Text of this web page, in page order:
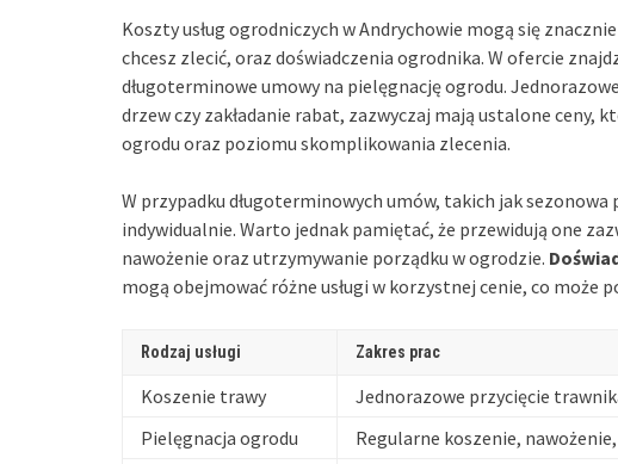
Koszty usług ogrodniczych w Andrychowie mogą się
chcesz zlecić, oraz doświadczenia ogrodnika. W ofercie
długoterminowe umowy na pielęgnację ogrodu.
drzew czy zakładanie rabat, zazwyczaj mają ustalone ceny,
ogrodu oraz poziomu skomplikowania zlecenia.
W przypadku długoterminowych umów, takich jak
indywidualnie. Warto jednak pamiętać, że przewidują one
nawożenie oraz utrzymywanie porządku w ogrodzie.
mogą obejmować różne usługi w korzystnej cenie, co może
Rodzaj usługi Zakres prac
Koszenie trawy Jednorazowe przycięcie
Pielęgnacja ogrodu
Regularne koszenie,